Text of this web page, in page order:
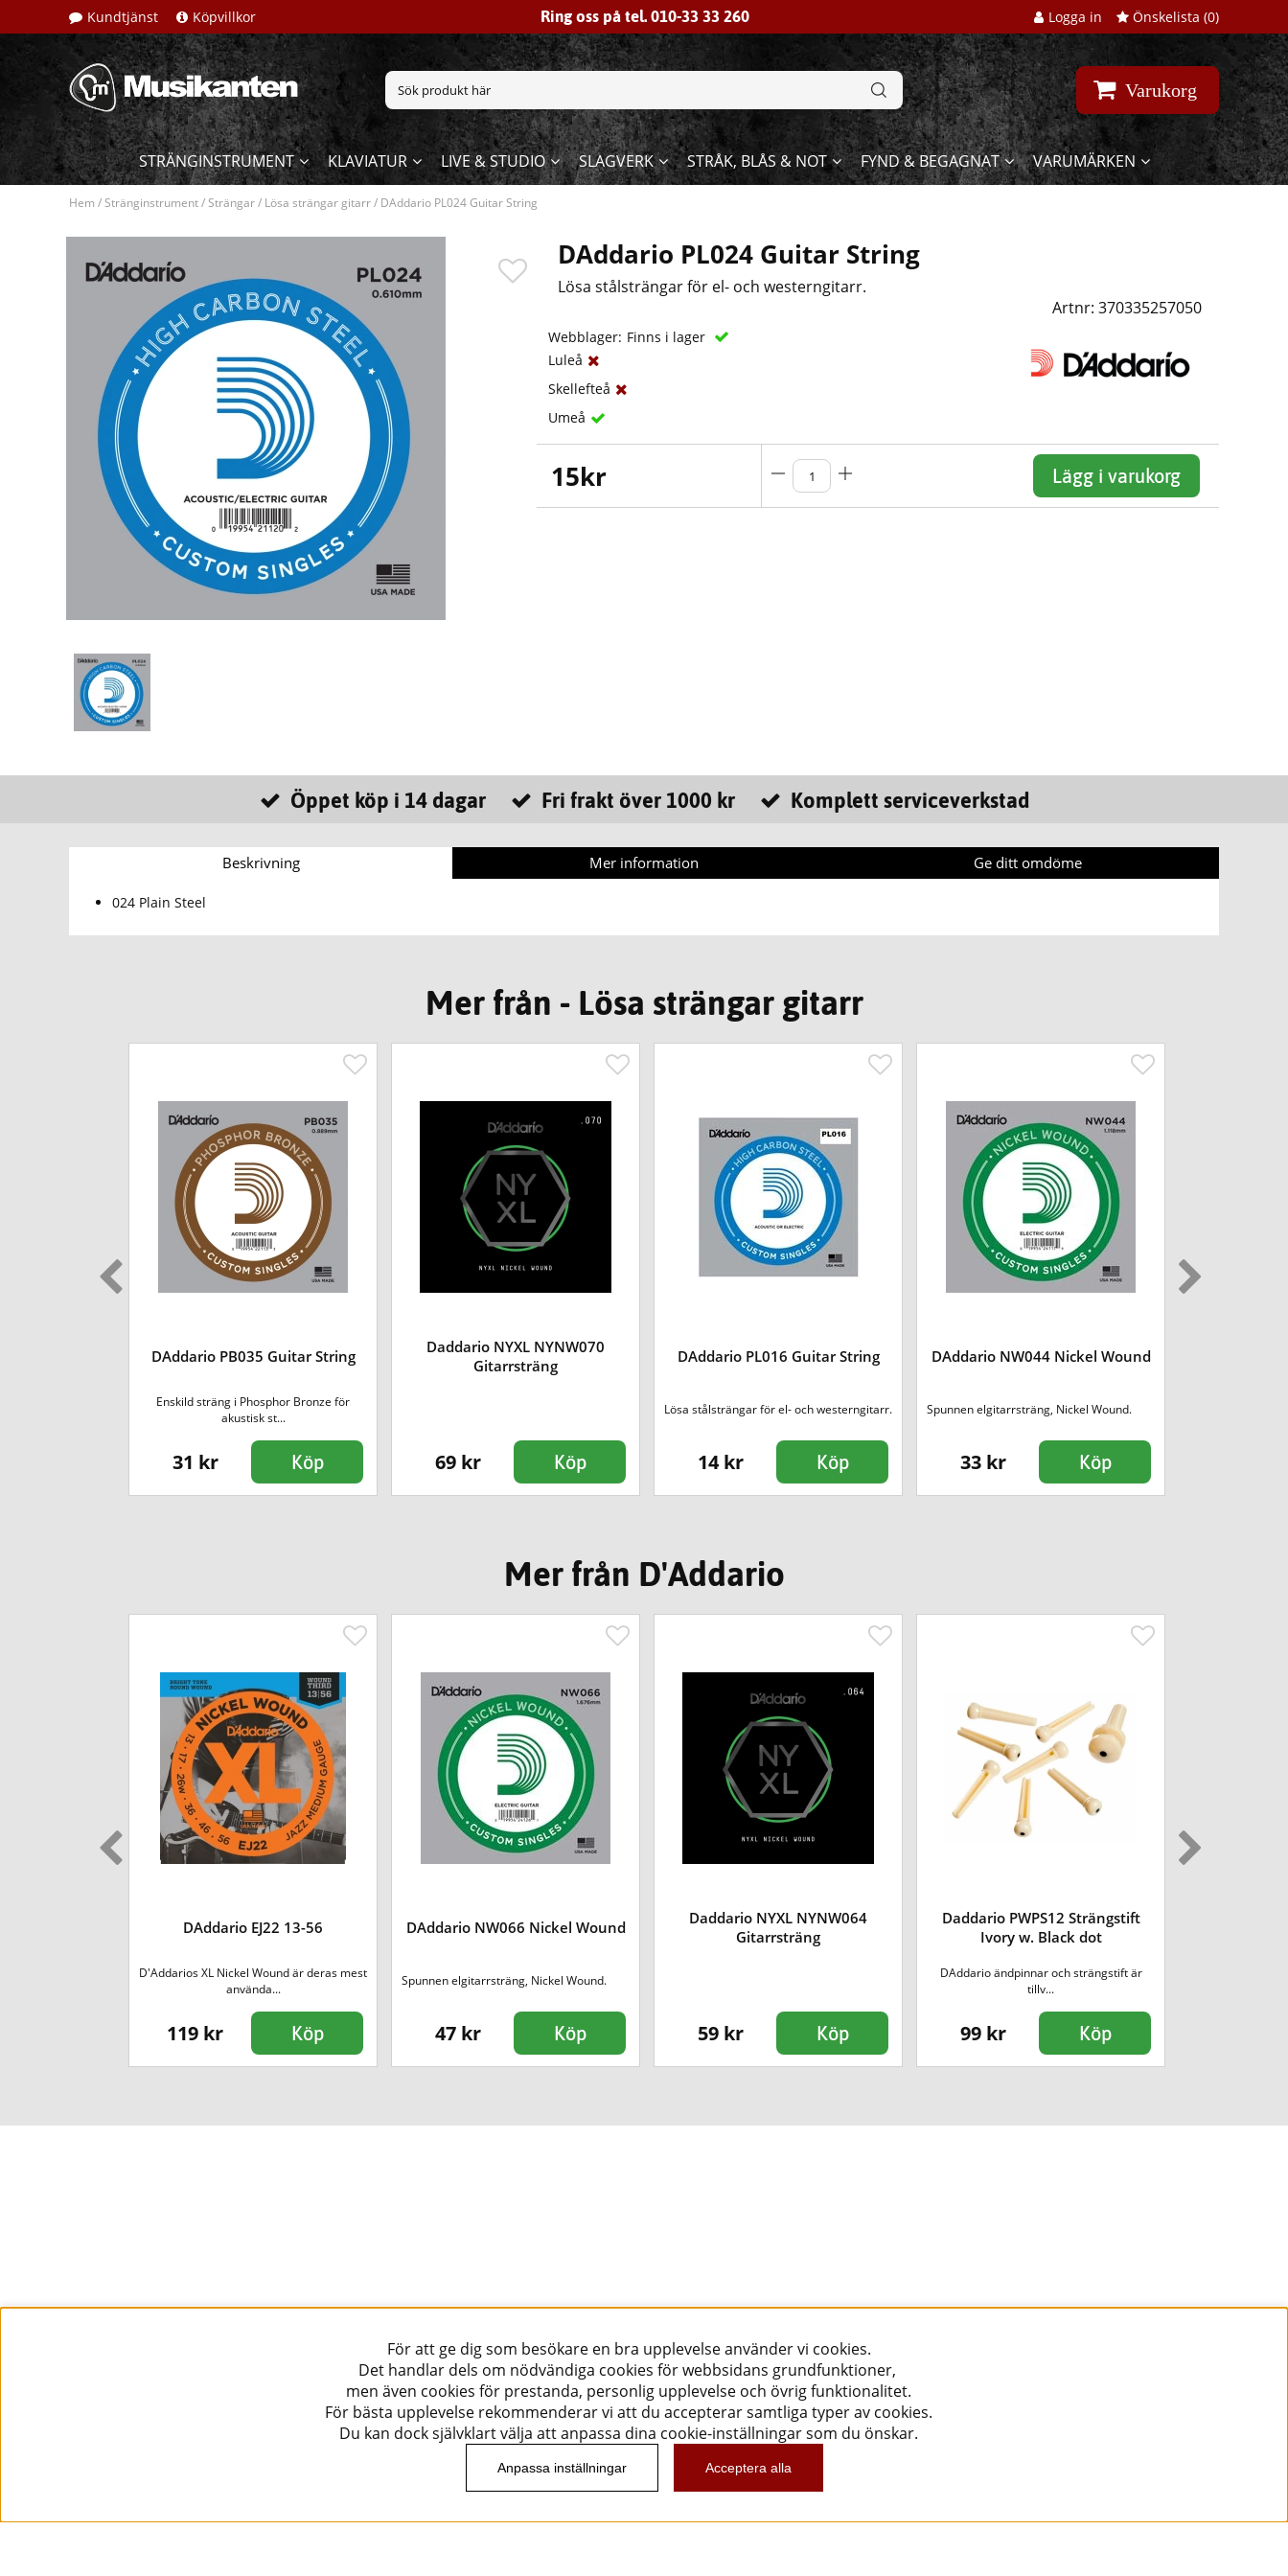
Kundtjänst Köpvillkor Ring oss på tel. 010-33 33 260 Logga in Önskelista (0)
Varukorg
STRÄNGINSTRUMENT KLAVIATUR LIVE & STUDIO SLAGVERK STRÅK, BLÅS & NOT FYND & BEGAGNAT VARUMÄRKEN
Hem /Stränginstrument/Strängar/ Lösa strängar gitarr/ DAddario PL024 Guitar String
DAddario PL024 Guitar String
Lösa stålsträngar för el- och westerngitarr.
Artnr: 370335257050
Webblager: Finns i lager
Luleå
Skellefteå
Umeå
15kr Lägg i varukorg
Öppet köp i 14 dagar Fri frakt över 1000 kr Komplett serviceverkstad
Beskrivning Mer information Ge ditt omdöme
024 Plain Steel
Mer från - Lösa strängar gitarr
DAddario PB035 Guitar String
Enskild sträng i Phosphor Bronze för
akustisk st...
31 kr Köp
Daddario NYXL NYNW070
Gitarrsträng
69 kr Köp
DAddario PL016 Guitar String
Lösa stålsträngar för el- och westerngitarr.
14 kr Köp
DAddario NW044 Nickel Wound
Spunnen elgitarrsträng, Nickel Wound.
33 kr Köp
Mer från D'Addario
DAddario EJ22 13-56
D'Addarios XL Nickel Wound är deras mest
använda...
119 kr Köp
DAddario NW066 Nickel Wound
Spunnen elgitarrsträng, Nickel Wound.
47 kr Köp
Daddario NYXL NYNW064
Gitarrsträng
59 kr Köp
Daddario PWPS12 Strängstift
Ivory w. Black dot
DAddario ändpinnar och strängstift är
tillv...
99 kr Köp
För att ge dig som besökare en bra upplevelse använder vi cookies.
Det handlar dels om nödvändiga cookies för webbsidans grundfunktioner,
men även cookies för prestanda, personlig upplevelse och övrig funktionalitet.
För bästa upplevelse rekommenderar vi att du accepterar samtliga typer av cookies.
Du kan dock självklart välja att anpassa dina cookie-inställningar som du önskar.
Anpassa inställningar Acceptera alla